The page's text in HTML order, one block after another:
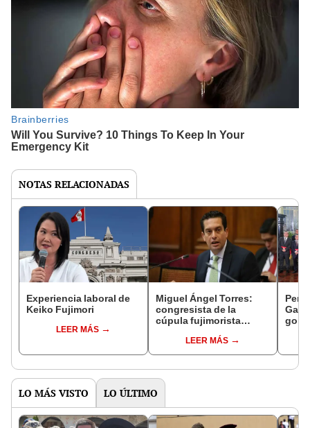
NOTAS RELACIONADAS
Experiencia laboral de
Keiko Fujimori
LEER MÁS
Miguel Ángel Torres:
congresista de la
cúpula fujimorista
del SenadoLEER MÁS
LO MÁS VISTO LO ÚLTIMO